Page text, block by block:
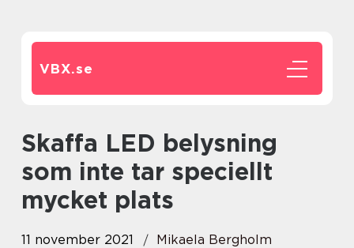
VBX.se
Skaffa LED belysning
som inte tar speciellt
mycket plats
11 november 2021
Mikaela Bergholm